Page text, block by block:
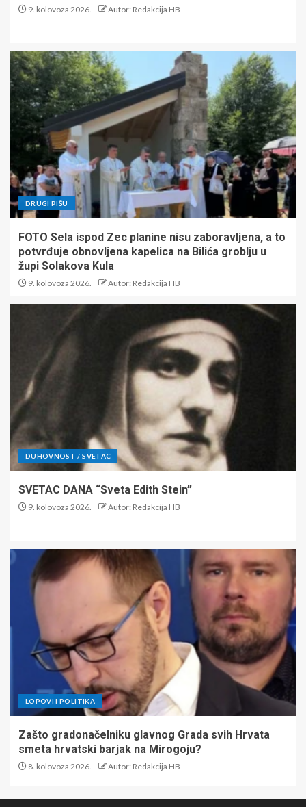
9. kolovoza 2026. Autor: Redakcija HB
DRUGI PIŠU
FOTO Sela ispod Zec planine nisu zaboravljena, a to
potvrđuje obnovljena kapelica na Bilića groblju u
župi Solakova Kula
9. kolovoza 2026. Autor: Redakcija HB
DUHOVNOST / SVETAC
SVETAC DANA “Sveta Edith Stein”
9. kolovoza 2026. Autor: Redakcija HB
LOPOVI I POLITIKA
Zašto gradonačelniku glavnog Grada svih Hrvata
smeta hrvatski barjak na Mirogoju?
8. kolovoza 2026. Autor: Redakcija HB